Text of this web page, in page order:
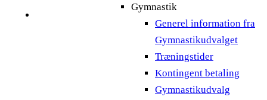
Gymnastik
Generel information fra
Gymnastikudvalget
Træningstider
Kontingent betaling
Gymnastikudvalg